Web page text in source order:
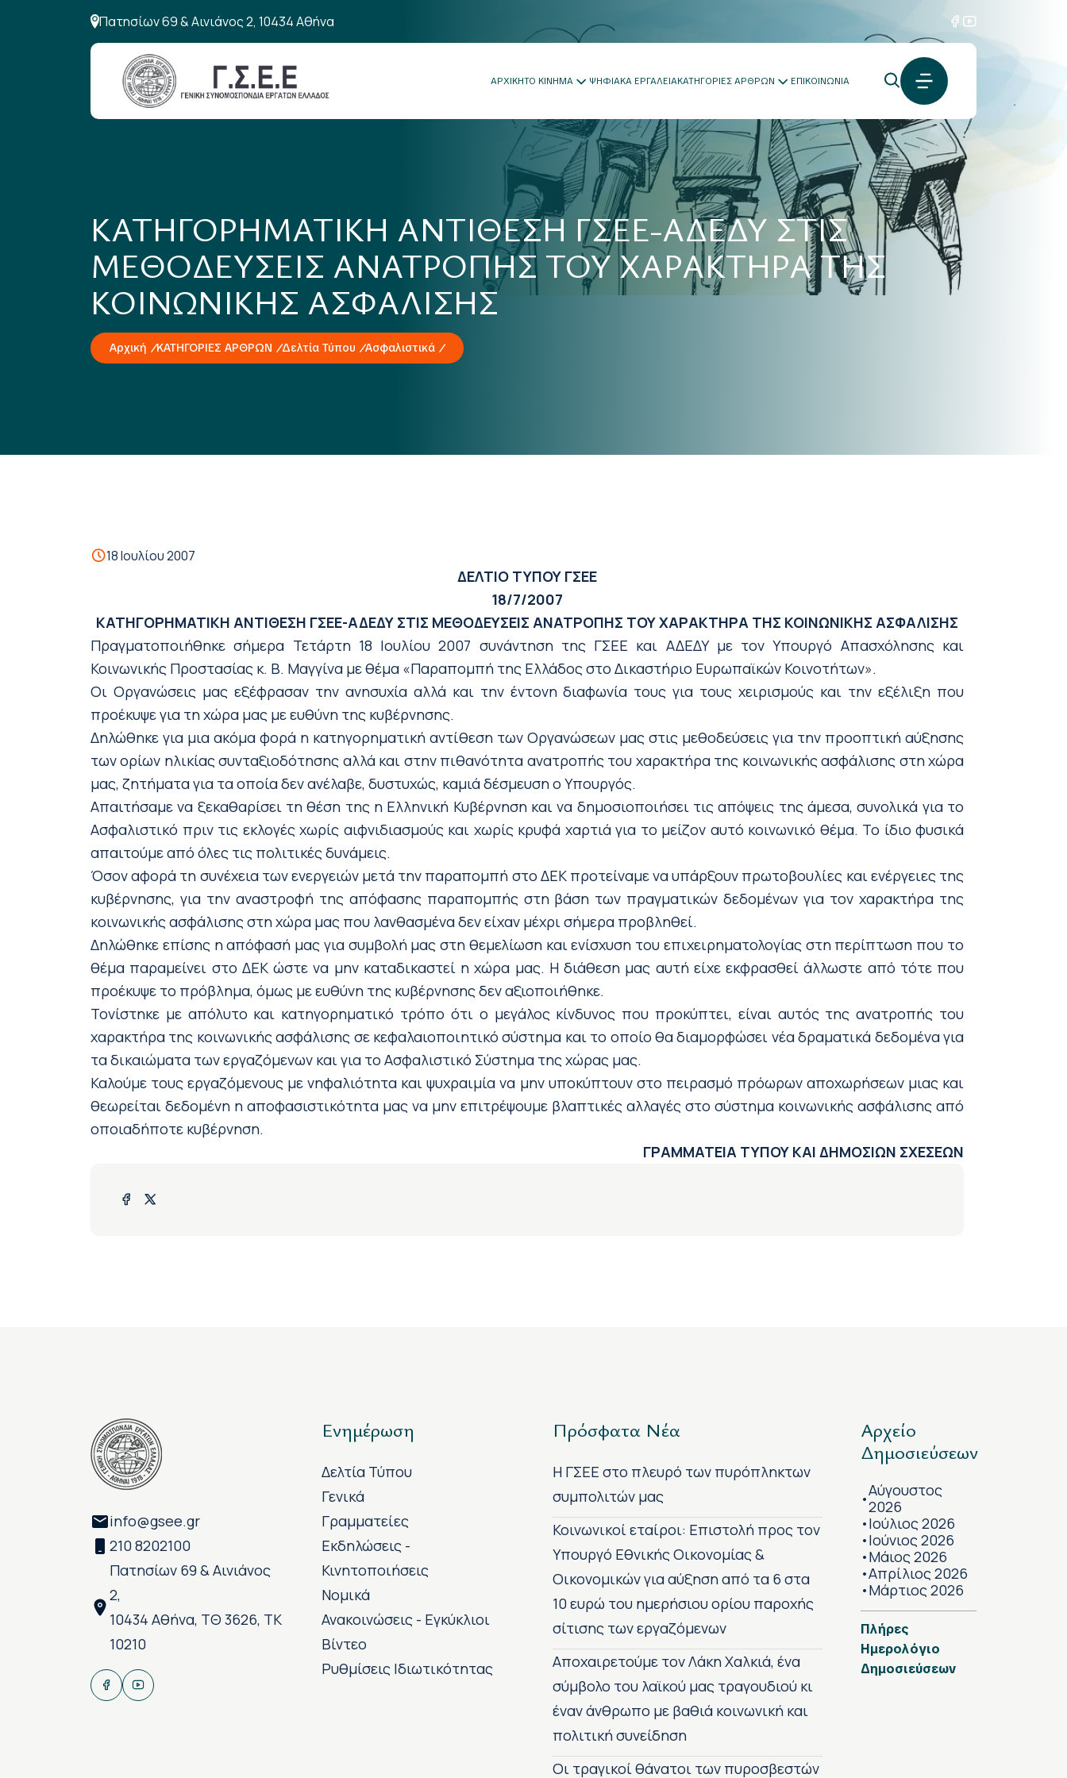
Πατησίων 69 & Αινιάνος 2, 10434 Αθήνα
ΑΡΧΙΚΗΤΟ ΚΙΝΗΜΑ ΨΗΦΙΑΚΑ ΕΡΓΑΛΕΙΑΚΑΤΗΓΟΡΙΕΣ ΑΡΘΡΩΝ ΕΠΙΚΟΙΝΩΝΙΑ
ΚΑΤΗΓΟΡΗΜΑΤΙΚΗ ΑΝΤΙΘΕΣΗ ΓΣΕΕ-ΑΔΕΔΥ ΣΤΙΣ
ΜΕΘΟΔΕΥΣΕΙΣ ΑΝΑΤΡΟΠΗΣ ΤΟΥ ΧΑΡΑΚΤΗΡΑ ΤΗΣ
ΚΟΙΝΩΝΙΚΗΣ ΑΣΦΑΛΙΣΗΣ
Αρχική ΚΑΤΗΓΟΡΙΕΣ ΑΡΘΡΩΝ Δελτία Τύπου Ασφαλιστικά
18 Ιουλίου 2007
ΔΕΛΤΙΟ ΤΥΠΟΥ ΓΣΕΕ
18/7/2007
ΚΑΤΗΓΟΡΗΜΑΤΙΚΗ ΑΝΤΙΘΕΣΗ ΓΣΕΕ-ΑΔΕΔΥ ΣΤΙΣ ΜΕΘΟΔΕΥΣΕΙΣ ΑΝΑΤΡΟΠΗΣ ΤΟΥ ΧΑΡΑΚΤΗΡΑ ΤΗΣ ΚΟΙΝΩΝΙΚΗΣ ΑΣΦΑΛΙΣΗΣ
Πραγματοποιήθηκε σήμερα Τετάρτη 18 Ιουλίου 2007 συνάντηση της ΓΣΕΕ και ΑΔΕΔΥ με τον Υπουργό Απασχόλησης και
Κοινωνικής Προστασίας κ. Β. Μαγγίνα με θέμα «Παραπομπή της Ελλάδος στο Δικαστήριο Ευρωπαϊκών Κοινοτήτων».
Οι Οργανώσεις μας εξέφρασαν την ανησυχία αλλά και την έντονη διαφωνία τους για τους χειρισμούς και την εξέλιξη που
προέκυψε για τη χώρα μας με ευθύνη της κυβέρνησης.
Δηλώθηκε για μια ακόμα φορά η κατηγορηματική αντίθεση των Οργανώσεων μας στις μεθοδεύσεις για την προοπτική αύξησης
των ορίων ηλικίας συνταξιοδότησης αλλά και στην πιθανότητα ανατροπής του χαρακτήρα της κοινωνικής ασφάλισης στη χώρα
μας, ζητήματα για τα οποία δεν ανέλαβε, δυστυχώς, καμιά δέσμευση ο Υπουργός.
Απαιτήσαμε να ξεκαθαρίσει τη θέση της η Ελληνική Κυβέρνηση και να δημοσιοποιήσει τις απόψεις της άμεσα, συνολικά για το
Ασφαλιστικό πριν τις εκλογές χωρίς αιφνιδιασμούς και χωρίς κρυφά χαρτιά για το μείζον αυτό κοινωνικό θέμα. Το ίδιο φυσικά
απαιτούμε από όλες τις πολιτικές δυνάμεις.
Όσον αφορά τη συνέχεια των ενεργειών μετά την παραπομπή στο ΔΕΚ προτείναμε να υπάρξουν πρωτοβουλίες και ενέργειες της
κυβέρνησης, για την αναστροφή της απόφασης παραπομπής στη βάση των πραγματικών δεδομένων για τον χαρακτήρα της
κοινωνικής ασφάλισης στη χώρα μας που λανθασμένα δεν είχαν μέχρι σήμερα προβληθεί.
Δηλώθηκε επίσης η απόφασή μας για συμβολή μας στη θεμελίωση και ενίσχυση του επιχειρηματολογίας στη περίπτωση που το
θέμα παραμείνει στο ΔΕΚ ώστε να μην καταδικαστεί η χώρα μας. Η διάθεση μας αυτή είχε εκφρασθεί άλλωστε από τότε που
προέκυψε το πρόβλημα, όμως με ευθύνη της κυβέρνησης δεν αξιοποιήθηκε.
Τονίστηκε με απόλυτο και κατηγορηματικό τρόπο ότι ο μεγάλος κίνδυνος που προκύπτει, είναι αυτός της ανατροπής του
χαρακτήρα της κοινωνικής ασφάλισης σε κεφαλαιοποιητικό σύστημα και το οποίο θα διαμορφώσει νέα δραματικά δεδομένα για
τα δικαιώματα των εργαζόμενων και για το Ασφαλιστικό Σύστημα της χώρας μας.
Καλούμε τους εργαζόμενους με νηφαλιότητα και ψυχραιμία να μην υποκύπτουν στο πειρασμό πρόωρων αποχωρήσεων μιας και
θεωρείται δεδομένη η αποφασιστικότητα μας να μην επιτρέψουμε βλαπτικές αλλαγές στο σύστημα κοινωνικής ασφάλισης από
οποιαδήποτε κυβέρνηση.
ΓΡΑΜΜΑΤΕΙΑ ΤΥΠΟΥ ΚΑΙ ΔΗΜΟΣΙΩΝ ΣΧΕΣΕΩΝ
info@gsee.gr
210 8202100
Πατησίων 69 & Αινιάνος
2,
10434 Αθήνα, ΤΘ 3626, ΤΚ
10210
Ενημέρωση
Δελτία Τύπου
Γενικά
Γραμματείες
Εκδηλώσεις -
Κινητοποιήσεις
Νομικά
Ανακοινώσεις - Εγκύκλιοι
Βίντεο
Ρυθμίσεις Ιδιωτικότητας
Πρόσφατα Νέα
H ΓΣΕΕ στο πλευρό των πυρόπληκτων
συμπολιτών μας
Κοινωνικοί εταίροι: Επιστολή προς τον
Υπουργό Εθνικής Οικονομίας &
Οικονομικών για αύξηση από τα 6 στα
10 ευρώ του ημερήσιου ορίου παροχής
σίτισης των εργαζόμενων
Αποχαιρετούμε τον Λάκη Χαλκιά, ένα
σύμβολο του λαϊκού μας τραγουδιού κι
έναν άνθρωπο με βαθιά κοινωνική και
πολιτική συνείδηση
Οι τραγικοί θάνατοι των πυροσβεστών
Αρχείο
Δημοσιεύσεων
•Αύγουστος
2026
•Ιούλιος 2026
•Ιούνιος 2026
•Μάιος 2026
•Απρίλιος 2026
•Μάρτιος 2026
Πλήρες
Ημερολόγιο
Δημοσιεύσεων